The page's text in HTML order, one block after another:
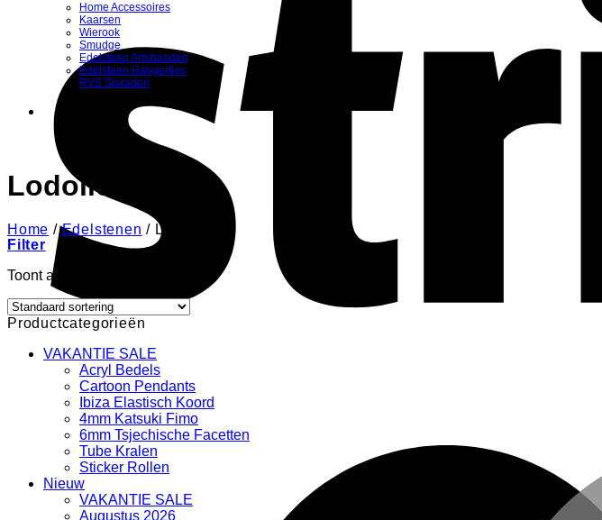
Home Accessoires
Kaarsen
Wierook
Smudge
Edelsteen Armbanden
Edelsteen Hangertjes
RVS Sieraden
Lodoliet
Home / Edelstenen / Lodoliet
Filter
Toont alle 5 resultaten
Productcategorieën
VAKANTIE SALE
Acryl Bedels
Cartoon Pendants
Ibiza Elastisch Koord
4mm Katsuki Fimo
6mm Tsjechische Facetten
Tube Kralen
Sticker Rollen
Nieuw
VAKANTIE SALE
Augustus 2026